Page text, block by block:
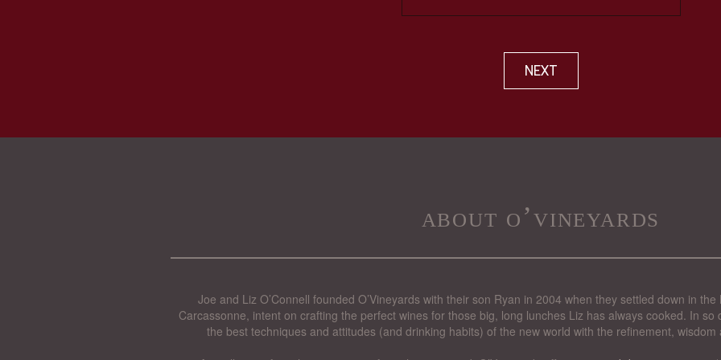
NEXT
about o’vineyards
Joe and Liz O’Connell founded O’Vineyards with their son Ryan in 2004 when they settled down in
Carcassonne, intent on crafting the perfect wines for those big, long lunches Liz has always cooked. In
the best techniques and attitudes (and drinking habits) of the new world with the refinement,